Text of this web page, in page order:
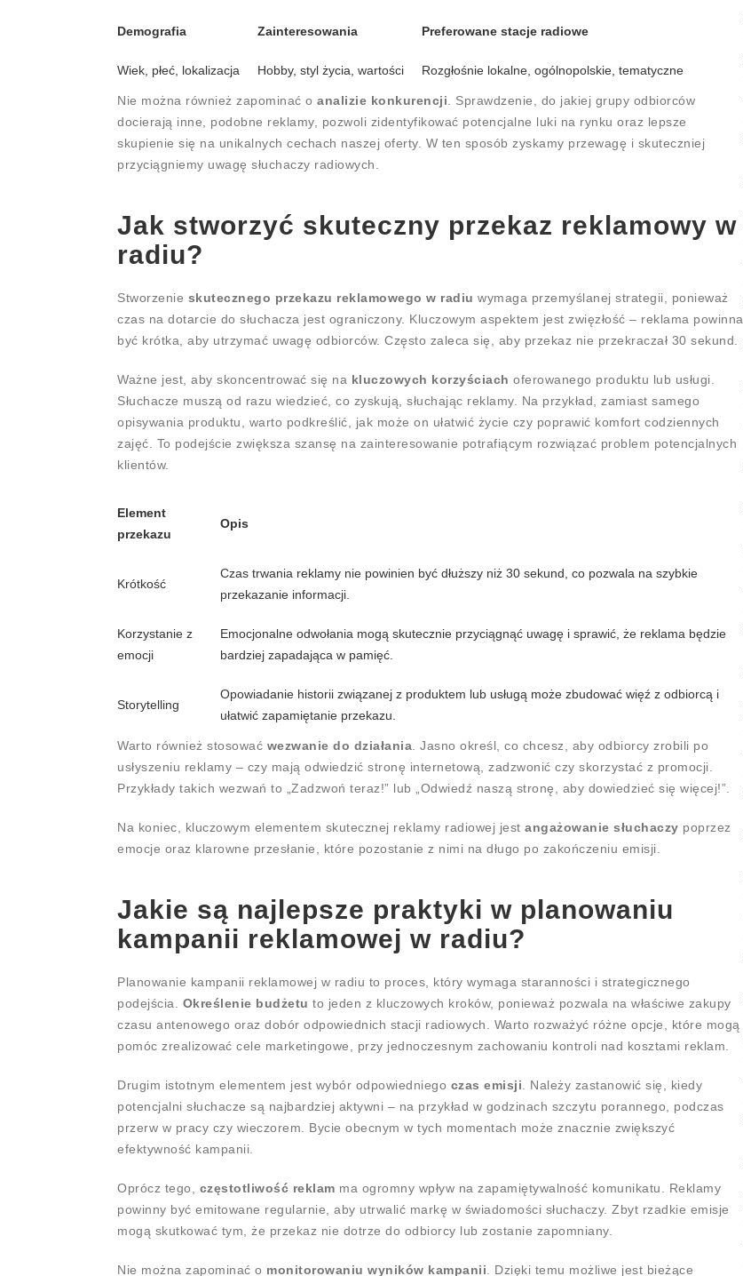
Demografia Zainteresowania Preferowane stacje radiowe
Wiek, płeć, lokalizacja Hobby, styl życia, wartości Rozgłośnie lokalne, ogólnopolskie, tematyczne
Nie można również zapominać o analizie konkurencji . Sprawdzenie, do jakiej grupy odbiorców
docierają inne, podobne reklamy, pozwoli zidentyfikować potencjalne luki na rynku oraz lepsze
skupienie się na unikalnych cechach naszej oferty. W ten sposób zyskamy przewagę i skuteczniej
przyciągniemy uwagę słuchaczy radiowych.
Jak stworzyć skuteczny przekaz reklamowy w
radiu?
Stworzenie skutecznego przekazu reklamowego w radiu wymaga przemyślanej strategii, ponieważ
czas na dotarcie do słuchacza jest ograniczony. Kluczowym aspektem jest zwięzłość – reklama powinna
być krótka, aby utrzymać uwagę odbiorców. Często zaleca się, aby przekaz nie przekraczał 30 sekund.
Ważne jest, aby skoncentrować się na kluczowych korzyściach oferowanego produktu lub usługi.
Słuchacze muszą od razu wiedzieć, co zyskują, słuchając reklamy. Na przykład, zamiast samego
opisywania produktu, warto podkreślić, jak może on ułatwić życie czy poprawić komfort codziennych
zajęć. To podejście zwiększa szansę na zainteresowanie potrafiącym rozwiązać problem potencjalnych
klientów.
Element
przekazu
Opis
Krótkość
Czas trwania reklamy nie powinien być dłuższy niż 30 sekund, co pozwala na szybkie
przekazanie informacji.
Korzystanie z
emocji
Emocjonalne odwołania mogą skutecznie przyciągnąć uwagę i sprawić, że reklama będzie
bardziej zapadająca w pamięć.
Storytelling
Opowiadanie historii związanej z produktem lub usługą może zbudować więź z odbiorcą i
ułatwić zapamiętanie przekazu.
Warto również stosować wezwanie do działania . Jasno określ, co chcesz, aby odbiorcy zrobili po
usłyszeniu reklamy – czy mają odwiedzić stronę internetową, zadzwonić czy skorzystać z promocji.
Przykłady takich wezwań to „Zadzwoń teraz!” lub „Odwiedź naszą stronę, aby dowiedzieć się więcej!”.
Na koniec, kluczowym elementem skutecznej reklamy radiowej jest angażowanie słuchaczy poprzez
emocje oraz klarowne przesłanie, które pozostanie z nimi na długo po zakończeniu emisji.
Jakie są najlepsze praktyki w planowaniu
kampanii reklamowej w radiu?
Planowanie kampanii reklamowej w radiu to proces, który wymaga staranności i strategicznego
podejścia. Określenie budżetu to jeden z kluczowych kroków, ponieważ pozwala na właściwe zakupy
czasu antenowego oraz dobór odpowiednich stacji radiowych. Warto rozważyć różne opcje, które mogą
pomóc zrealizować cele marketingowe, przy jednoczesnym zachowaniu kontroli nad kosztami reklam.
Drugim istotnym elementem jest wybór odpowiedniego czas emisji . Należy zastanowić się, kiedy
potencjalni słuchacze są najbardziej aktywni – na przykład w godzinach szczytu porannego, podczas
przerw w pracy czy wieczorem. Bycie obecnym w tych momentach może znacznie zwiększyć
efektywność kampanii.
Oprócz tego, częstotliwość reklam ma ogromny wpływ na zapamiętywalność komunikatu. Reklamy
powinny być emitowane regularnie, aby utrwalić markę w świadomości słuchaczy. Zbyt rzadkie emisje
mogą skutkować tym, że przekaz nie dotrze do odbiorcy lub zostanie zapomniany.
Nie można zapominać o monitorowaniu wyników kampanii . Dzięki temu możliwe jest bieżące